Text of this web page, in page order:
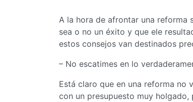
A la hora de afrontar una reforma
sea o no un éxito y que ele
estos consejos van destinados
– No escatimes en lo
Está claro que en una reforma no
con un presupuesto muy